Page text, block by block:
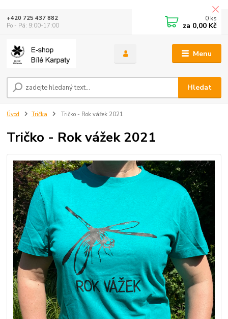
Menu
Hledat
+420 725 437 882
Po - Pá: 9:00-17:00
0 ks
za 0,00 Kč
Úvod Trička Tričko - Rok vážek 2021
Tričko - Rok vážek 2021